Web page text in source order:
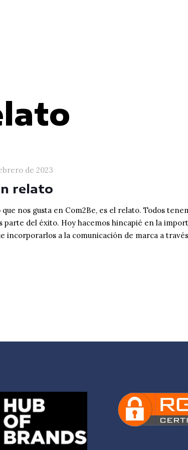
de 2023
relato
que nos gusta en Com2Be, es el relato. Todos
parte del éxito. Hoy hacemos hincapié en la
incorporarlos a la comunicación de marca a